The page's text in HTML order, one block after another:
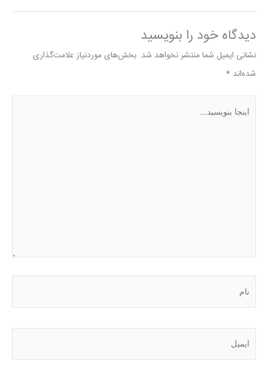
دیدگاه‌ خود را بنویسید
نشانی ایمیل شما منتشر نخواهد شد. بخش‌های موردنیاز علامت‌گذاری
شده‌اند *